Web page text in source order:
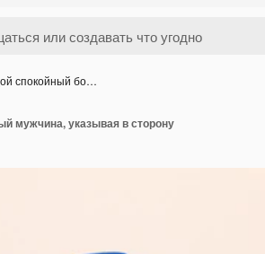
спокойный бо…
мужчина, указывая в сторону